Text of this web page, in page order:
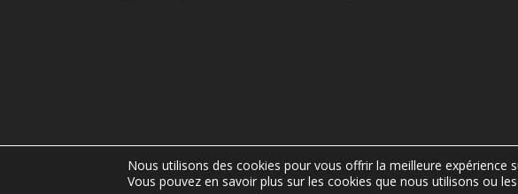
Nous utilisons des cookies pour vous offrir la meilleure expérience
Vous pouvez en savoir plus sur les cookies que nous utilisons ou